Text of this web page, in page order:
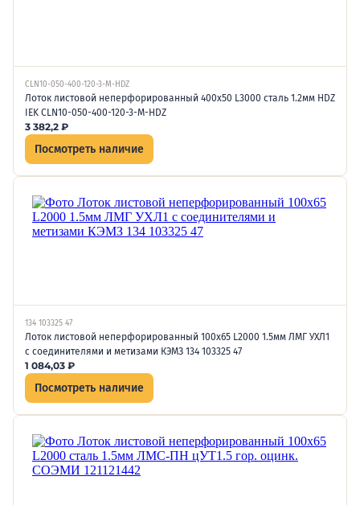
CLN10-050-400-120-3-M-HDZ
Лоток листовой неперфорированный 400х50 L3000 сталь 1.2мм HDZ
IEK CLN10-050-400-120-3-M-HDZ
3 382,2 ₽
Посмотреть наличие
134 103325 47
Лоток листовой неперфорированный 100х65 L2000 1.5мм ЛМГ УХЛ1
с соединителями и метизами КЭМЗ 134 103325 47
1 084,03 ₽
Посмотреть наличие